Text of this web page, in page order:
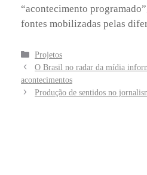
“acontecimento
fontes mobilizadas pelas
Categorias
Projetos
O Brasil no radar da mídia
acontecimentos
Produção de sentidos no